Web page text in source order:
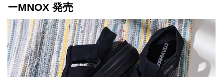
ーMNOX 発売